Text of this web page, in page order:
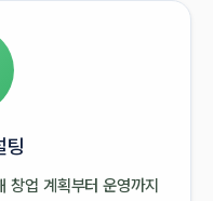
팅
업 계획부터 운영까지